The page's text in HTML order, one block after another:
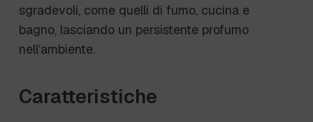
sgradevoli, come quelli di fumo, cucina e
bagno, lasciando un persistente profumo
nell’ambiente.
Caratteristiche